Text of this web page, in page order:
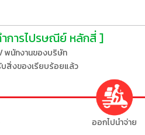
ำการไปรษณีย์ หลักสี่ ]
/ พนักงานของบริษัท
บสิ่งของเรียบร้อยแล้ว
ออกไปนำจ่าย